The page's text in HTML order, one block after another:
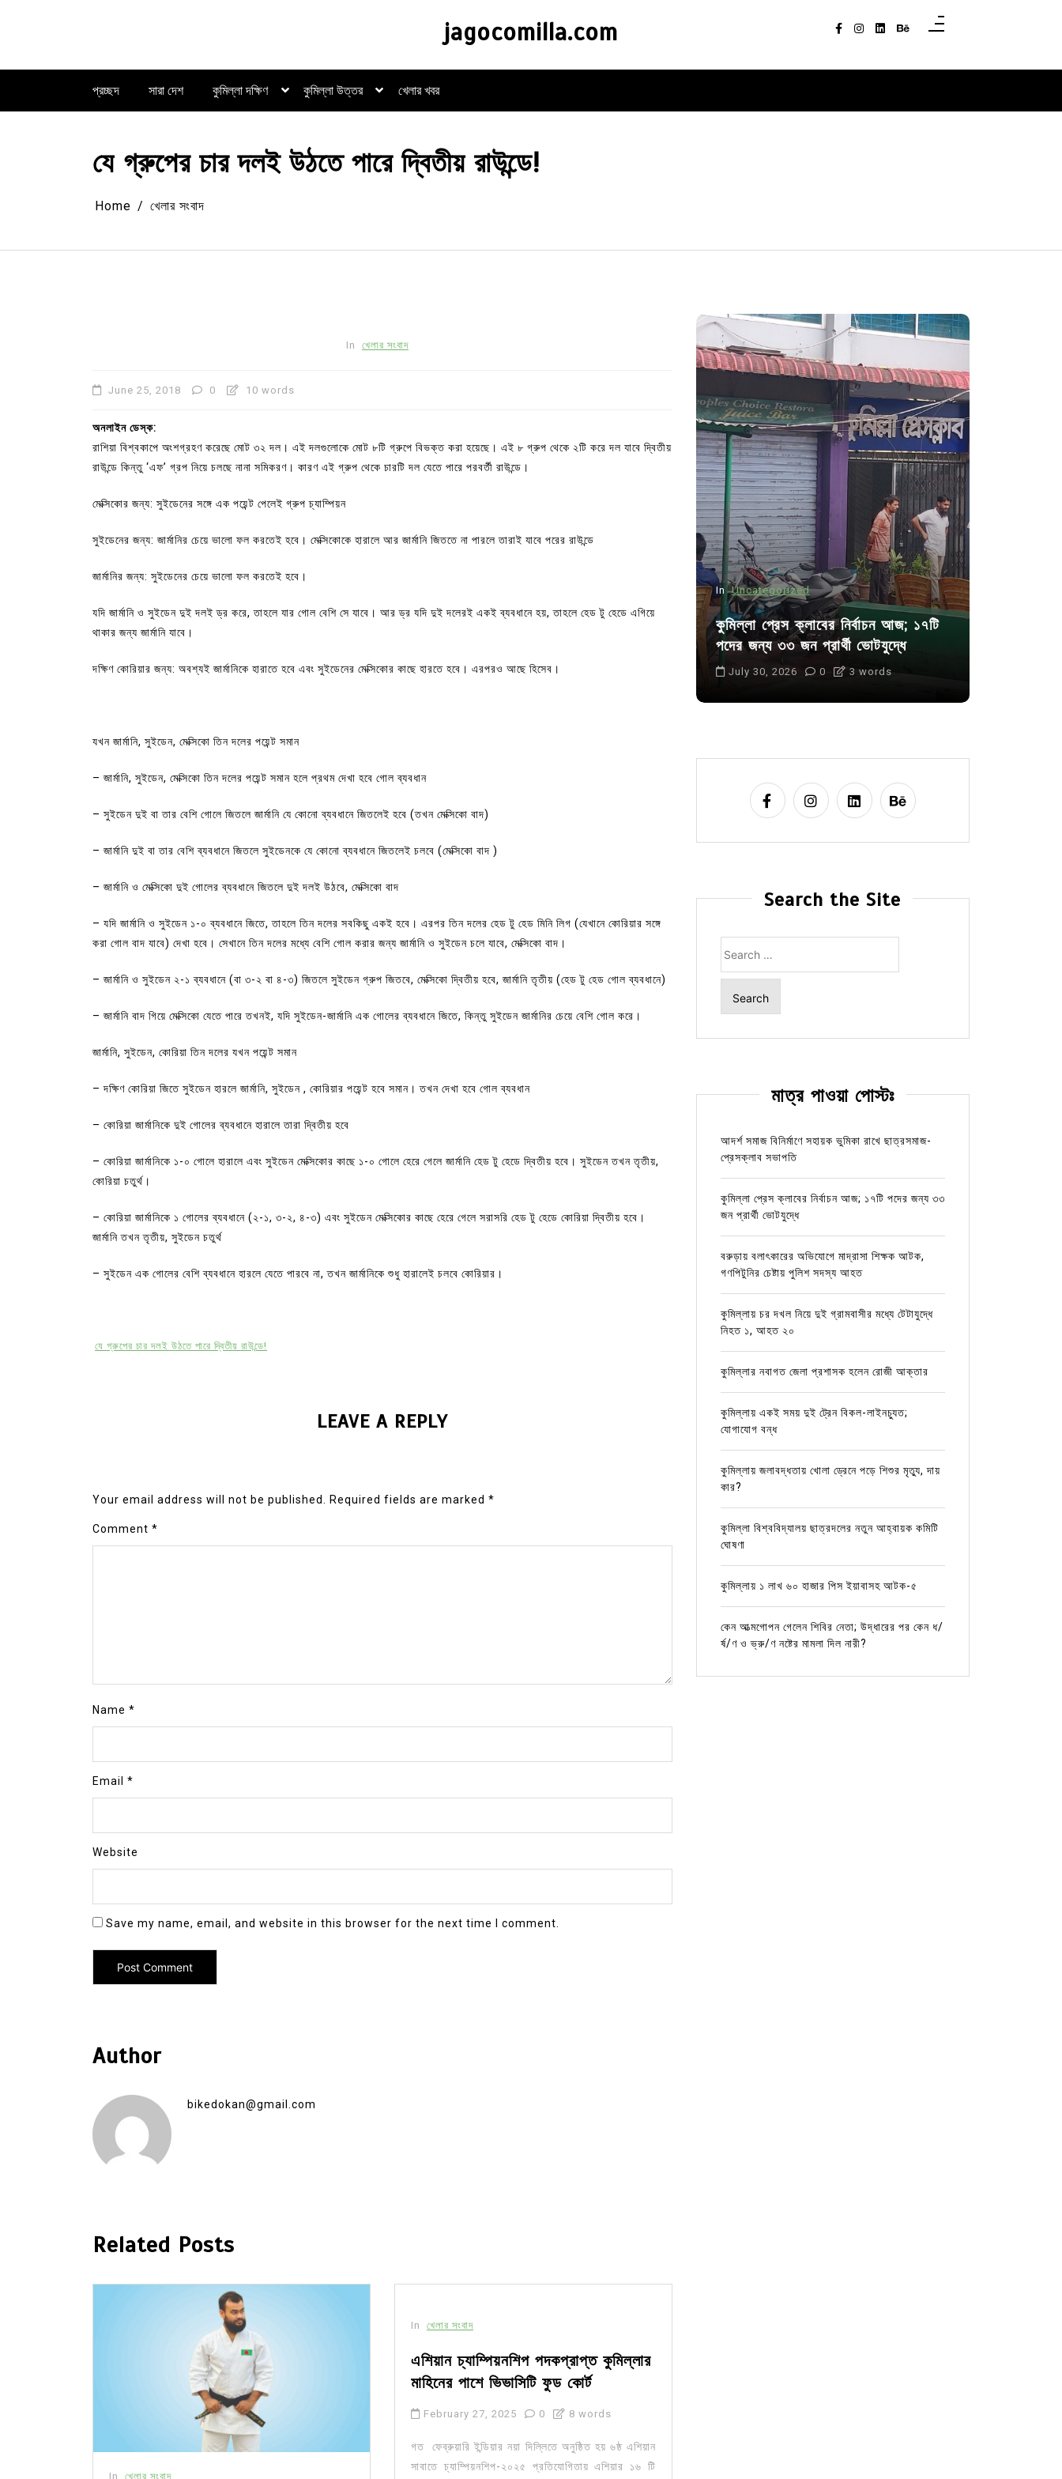
jagocomilla.com
প্রচ্ছদ সারা দেশ কুমিল্লা দক্ষিণ কুমিল্লা উত্তর খেলার খবর
যে গ্রুপের চার দলই উঠতে পারে দ্বিতীয় রাউন্ডে!
Home খেলার সংবাদ
In খেলার সংবাদ
June 25, 2018 0 10 words
অনলাইন ডেস্ক:
রাশিয়া বিশ্বকাপে অংশগ্রহণ করেছে মোট ৩২ দল। এই দলগুলোকে মোট ৮টি গ্রুপে বিভক্ত করা হয়েছে। এই ৮ গ্রুপ থেকে ২টি করে দল যাবে দ্বিতীয়
রাউন্ডে কিন্তু ‘এফ’ গ্রপ নিয়ে চলছে নানা সমিকরণ। কারণ এই গ্রুপ থেকে চারটি দল যেতে পারে পরবর্তী রাউন্ডে।
মেক্সিকোর জন্য: সুইডেনের সঙ্গে এক পয়েন্ট পেলেই গ্রুপ চ্যাম্পিয়ন
সুইডেনের জন্য: জার্মানির চেয়ে ভালো ফল করতেই হবে। মেক্সিকোকে হারালে আর জার্মানি জিততে না পারলে তারাই যাবে পরের রাউন্ডে
জার্মানির জন্য: সুইডেনের চেয়ে ভালো ফল করতেই হবে।
যদি জার্মানি ও সুইডেন দুই দলই ড্র করে, তাহলে যার গোল বেশি সে যাবে। আর ড্র যদি দুই দলেরই একই ব্যবধানে হয়, তাহলে হেড টু হেডে এগিয়ে
থাকার জন্য জার্মানি যাবে।
দক্ষিণ কোরিয়ার জন্য: অবশ্যই জার্মানিকে হারাতে হবে এবং সুইডেনের মেক্সিকোর কাছে হারতে হবে। এরপরও আছে হিসেব।
যখন জার্মানি, সুইডেন, মেক্সিকো তিন দলের পয়েন্ট সমান
– জার্মানি, সুইডেন, মেক্সিকো তিন দলের পয়েন্ট সমান হলে প্রথম দেখা হবে গোল ব্যবধান
– সুইডেন দুই বা তার বেশি গোলে জিতলে জার্মানি যে কোনো ব্যবধানে জিতলেই হবে (তখন মেক্সিকো বাদ)
– জার্মানি দুই বা তার বেশি ব্যবধানে জিতলে সুইডেনকে যে কোনো ব্যবধানে জিতলেই চলবে (মেক্সিকো বাদ )
– জার্মানি ও মেক্সিকো দুই গোলের ব্যবধানে জিতলে দুই দলই উঠবে, মেক্সিকো বাদ
– যদি জার্মানি ও সুইডেন ১-০ ব্যবধানে জিতে, তাহলে তিন দলের সবকিছু একই হবে। এরপর তিন দলের হেড টু হেড মিনি লিগ (যেখানে কোরিয়ার সঙ্গে
করা গোল বাদ যাবে) দেখা হবে। সেখানে তিন দলের মধ্যে বেশি গোল করার জন্য জার্মানি ও সুইডেন চলে যাবে, মেক্সিকো বাদ।
– জার্মানি ও সুইডেন ২-১ ব্যবধানে (বা ৩-২ বা ৪-৩) জিতলে সুইডেন গ্রুপ জিতবে, মেক্সিকো দ্বিতীয় হবে, জার্মানি তৃতীয় (হেড টু হেড গোল ব্যবধানে)
– জার্মানি বাদ গিয়ে মেক্সিকো যেতে পারে তখনই, যদি সুইডেন-জার্মানি এক গোলের ব্যবধানে জিতে, কিন্তু সুইডেন জার্মানির চেয়ে বেশি গোল করে।
জার্মানি, সুইডেন, কোরিয়া তিন দলের যখন পয়েন্ট সমান
– দক্ষিণ কোরিয়া জিতে সুইডেন হারলে জার্মানি, সুইডেন , কোরিয়ার পয়েন্ট হবে সমান। তখন দেখা হবে গোল ব্যবধান
– কোরিয়া জার্মানিকে দুই গোলের ব্যবধানে হারালে তারা দ্বিতীয় হবে
– কোরিয়া জার্মানিকে ১-০ গোলে হারালে এবং সুইডেন মেক্সিকোর কাছে ১-০ গোলে হেরে গেলে জার্মানি হেড টু হেডে দ্বিতীয় হবে। সুইডেন তখন তৃতীয়,
কোরিয়া চতুর্থ।
– কোরিয়া জার্মানিকে ১ গোলের ব্যবধানে (২-১, ৩-২, ৪-৩) এবং সুইডেন মেক্সিকোর কাছে হেরে গেলে সরাসরি হেড টু হেডে কোরিয়া দ্বিতীয় হবে।
জার্মানি তখন তৃতীয়, সুইডেন চতুর্থ
– সুইডেন এক গোলের বেশি ব্যবধানে হারলে যেতে পারবে না, তখন জার্মানিকে শুধু হারালেই চলবে কোরিয়ার।
যে গ্রুপের চার দলই উঠতে পারে দ্বিতীয় রাউন্ডে!
LEAVE A REPLY
Your email address will not be published. Required fields are marked *
Comment *
Name *
Email *
Website
Save my name, email, and website in this browser for the next time I comment.
Author
bikedokan@gmail.com
Related Posts
In খেলার সংবাদ
In খেলার সংবাদ
এশিয়ান চ্যাম্পিয়নশিপ পদকপ্রাপ্ত কুমিল্লার
মাহিনের পাশে ভিভাসিটি ফুড কোর্ট
February 27, 2025 0 8 words
গত ফেব্রুয়ারি ইন্ডিয়ার নয়া দিল্লিতে অনুষ্ঠিত হয় ৬ষ্ঠ এশিয়ান
সাবাতে চ্যাম্পিয়নশিপ-২০২৫ প্রতিযোগিতায় এশিয়ার ১৬ টি
কুমিল্লা প্রেস ক্লাবের নির্বাচন আজ; ১৭টি
July 30, 2026 0 3 words
আদর্শ সমাজ বিনির্মাণে সহায়ক ভুমিকা রাখে
August 6, 2026 0
In Uncategorized
কুমিল্লা প্রেস ক্লাবের নির্বাচন আজ; ১৭টি
পদের জন্য ৩৩ জন প্রার্থী ভোটযুদ্ধে
July 30, 2026 0 3 words
Search the Site
for:
মাত্র পাওয়া পোস্টঃ
আদর্শ সমাজ বিনির্মাণে সহায়ক ভুমিকা রাখে ছাত্রসমাজ-
প্রেসক্লাব সভাপতি
কুমিল্লা প্রেস ক্লাবের নির্বাচন আজ; ১৭টি পদের জন্য ৩৩
জন প্রার্থী ভোটযুদ্ধে
বরুড়ায় বলাৎকারের অভিযোগে মাদ্রাসা শিক্ষক আটক,
গণপিটুনির চেষ্টায় পুলিশ সদস্য আহত
কুমিল্লায় চর দখল নিয়ে দুই গ্রামবাসীর মধ্যে টেটাযুদ্ধে
নিহত ১, আহত ২০
কুমিল্লার নবাগত জেলা প্রশাসক হলেন রোজী আক্তার
কুমিল্লায় একই সময় দুই ট্রেন বিকল-লাইনচ্যুত;
যোগাযোগ বন্ধ
কুমিল্লায় জলাবদ্ধতায় খোলা ড্রেনে পড়ে শিশুর মৃত্যু, দায়
কার?
কুমিল্লা বিশ্ববিদ্যালয় ছাত্রদলের নতুন আহ্বায়ক কমিটি
ঘোষণা
কুমিল্লায় ১ লাখ ৬০ হাজার পিস ইয়াবাসহ আটক-৫
কেন আত্মগোপন গেলেন শিবির নেতা; উদ্ধারের পর কেন ধ/
র্ষ/ণ ও ভ্রু/ণ নষ্টের মামলা দিল নারী?